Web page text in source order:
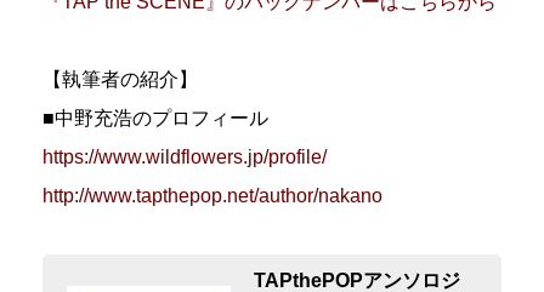
【執筆者の紹介】
■中野充浩のプロフィール
https://www.wildflowers.jp/profile/
http://www.tapthepop.net/author/nakano
TAPthePOPアンソロジ